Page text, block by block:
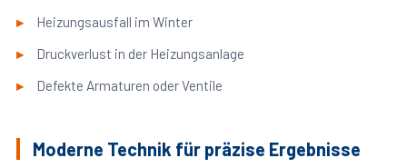
Heizungsausfall im Winter
Druckverlust in der Heizungsanlage
Defekte Armaturen oder Ventile
Moderne Technik für präzise Ergebnisse